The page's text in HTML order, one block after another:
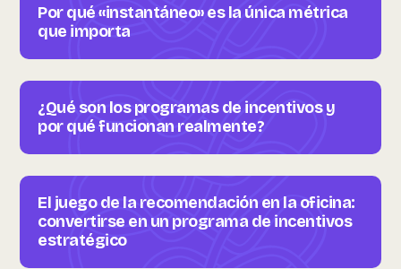
Por qué «instantáneo» es la única métrica
que importa
¿Qué son los programas de incentivos y
por qué funcionan realmente?
El juego de la recomendación en la oficina:
convertirse en un programa de incentivos
estratégico